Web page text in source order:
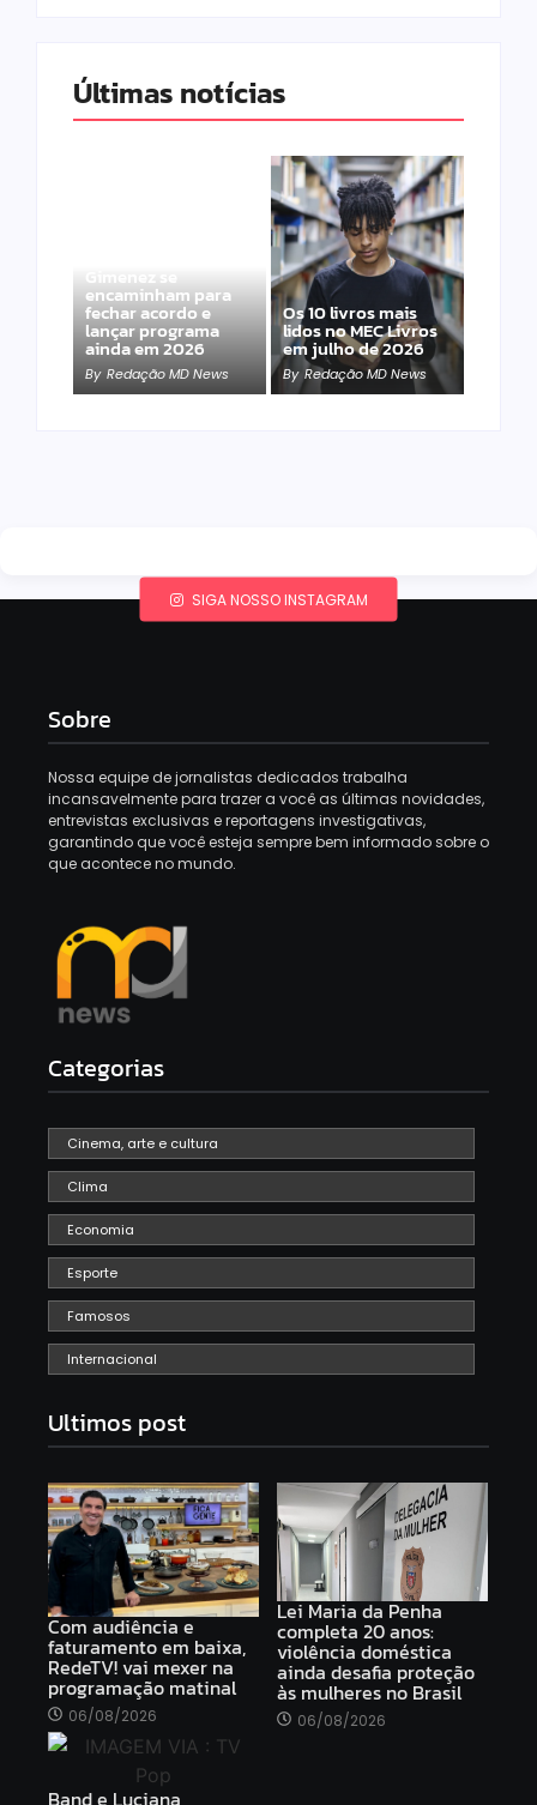
Últimas notícias
Gimenez se
encaminham para
fechar acordo e
lançar programa
ainda em 2026
By Redação MD News
Os 10 livros mais
lidos no MEC Livros
em julho de 2026
By Redação MD News
SIGA NOSSO INSTAGRAM
Sobre
Nossa equipe de jornalistas dedicados trabalha
incansavelmente para trazer a você as últimas novidades,
entrevistas exclusivas e reportagens investigativas,
garantindo que você esteja sempre bem informado sobre o
que acontece no mundo.
Categorias
Cinema, arte e cultura
Clima
Economia
Esporte
Famosos
Internacional
Ultimos post
Com audiência e
faturamento em baixa,
RedeTV! vai mexer na
programação matinal
06/08/2026
Lei Maria da Penha
completa 20 anos:
violência doméstica
ainda desafia proteção
às mulheres no Brasil
06/08/2026
Band e Luciana